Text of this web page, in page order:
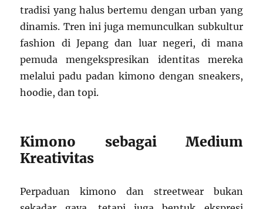
tradisi yang halus bertemu dengan urban yang
dinamis. Tren ini juga memunculkan subkultur
fashion di Jepang dan luar negeri, di mana
pemuda mengekspresikan identitas mereka
melalui padu padan kimono dengan sneakers,
hoodie, dan topi.
Kimono sebagai Medium
Kreativitas
Perpaduan kimono dan streetwear bukan